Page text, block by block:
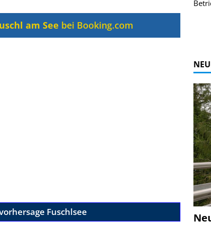
am See bei Booking.com
Fuschlsee
Zur Bildgalerie